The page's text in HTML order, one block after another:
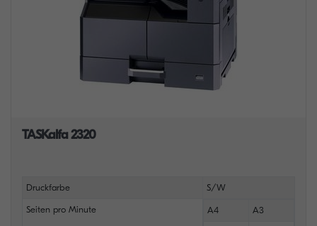
TASKalfa 2320
Druckfarbe S/W
Seiten pro Minute A4 A3